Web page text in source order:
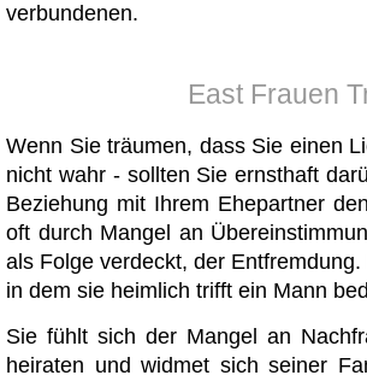
verbundenen.
East Frauen
Wenn Sie träumen, dass Sie einen
nicht wahr - sollten Sie ernsthaft
Beziehung mit Ihrem Ehepartner
oft durch Mangel an
als Folge verdeckt, der
in dem sie heimlich trifft ein Mann
Sie fühlt sich der Mangel an
heiraten und widmet sich seiner